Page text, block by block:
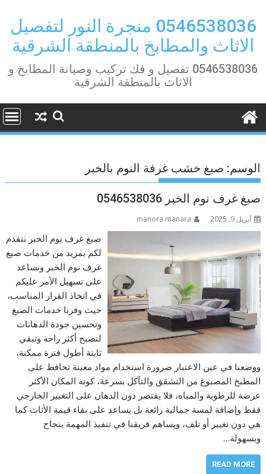
content
0546538036 منجرة النور لتفصيل
الاثاث والمطابخ بالمنطقة الشرقية
0546538036 تفصيل و فك تركيب وصيانة المطابخ و
الاثاث بالمنطقة الشرقية
الوسم: صبغ خشب غرفة النوم بالخبر
صبغ غرف نوم الخبر 0546538036
أبريل 9, 2025 manora manara
صبغ غرف نوم الخبر نتقدم
لكم بمزيد من خدمات صبغ
غرف نوم الخبر ونساعد
على تسهيل الأمر عليكم
في اتخاذ القرار المناسب،
حيث وفرنا خدمات الصبغ
وتحسين جودة الدهانات
لتصبح أكثر راحة وتبقي
ثابتة أطول فترة ممكنة،
ووضعنا في عين الاعتبار ضرورة استخدام مواد معينة تحافظ على
المطبخ المصبوغ من التشقق والتآكل بسرعة، كونه المكان الأكثر
عرضة للرطوبة والمياه، فلا يقتصر دون الدهان على التغيير الخارجي
فقط وإضافة لمسة جمالية رائعة بل يساعد على بقاء قيمة الأثاث كما
هي دون تغيير أو تلف، ويساهم فريقنا في تنفيذ المهمة بنجاح
وبسهولة…
READ MORE